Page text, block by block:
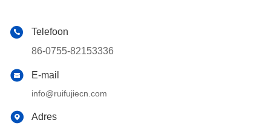
Telefoon
86-0755-82153336
E-mail
info@ruifujiecn.com
Adres